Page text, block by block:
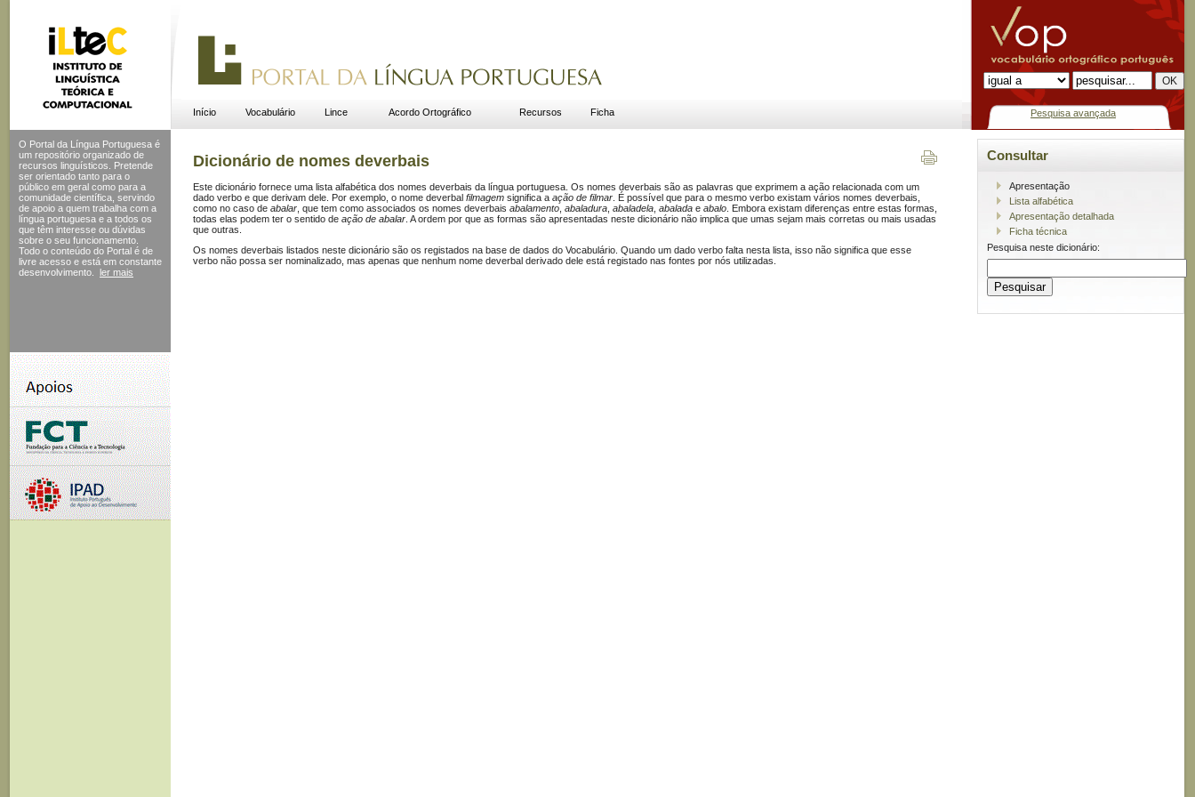
Início Vocabulário Lince Acordo Ortográfico Recursos Ficha Pesquisa avançada
O Portal da Língua Portuguesa é
um repositório organizado de
recursos linguísticos. Pretende
ser orientado tanto para o
público em geral como para a
comunidade científica, servindo
de apoio a quem trabalha com a
língua portuguesa e a todos os
que têm interesse ou dúvidas
sobre o seu funcionamento.
Todo o conteúdo do Portal é de
livre acesso e está em constante
desenvolvimento.
ler mais
Dicionário de nomes deverbais
Este dicionário fornece uma lista alfabética dos nomes deverbais da língua portuguesa. Os nomes deverbais são as palavras que exprimem a ação relacionada com um
dado verbo e que derivam dele. Por exemplo, o nome deverbal filmagem significa a ação de filmar . É possível que para o mesmo verbo existam vários nomes deverbais,
como no caso de abalar , que tem como associados os nomes deverbais abalamento abaladura abaladela abalada e abalo . Embora existam diferenças entre estas formas,
todas elas podem ter o sentido de ação de abalar . A ordem por que as formas são apresentadas neste dicionário não implica que umas sejam mais corretas ou mais usadas
que outras.
Os nomes deverbais listados neste dicionário são os registados na base de dados do Vocabulário. Quando um dado verbo falta nesta lista, isso não significa que esse
verbo não possa ser nominalizado, mas apenas que nenhum nome deverbal derivado dele está registado nas fontes por nós utilizadas.
Consultar
Apresentação
Lista alfabética
Apresentação detalhada
Ficha técnica
Pesquisa neste dicionário: